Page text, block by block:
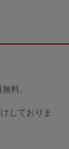
料。
しておりま